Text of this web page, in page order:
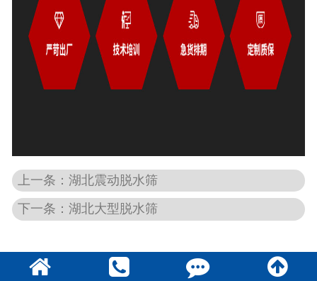
上一条：湖北震动脱水筛
下一条：湖北大型脱水筛